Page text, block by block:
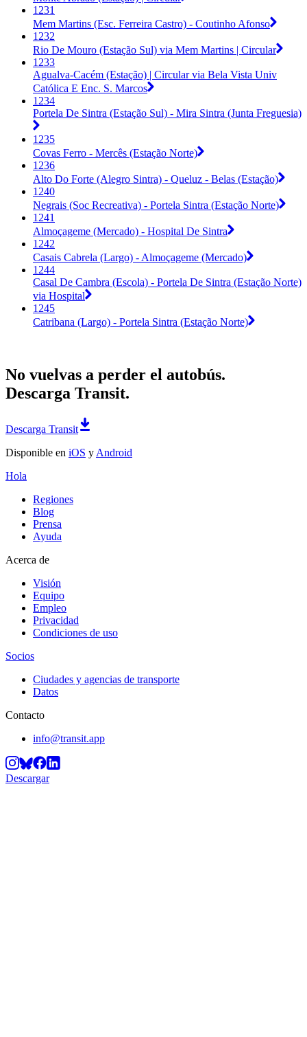
1231
Mem Martins (Esc. Ferreira Castro) - Coutinho Afonso
1232
Rio De Mouro (Estação Sul) via Mem Martins | Circular
1233
Agualva-Cacém (Estação) | Circular via Bela Vista Univ
Católica E Enc. S. Marcos
1234
Portela De Sintra (Estação Sul) - Mira Sintra (Junta Freguesia)
1235
Covas Ferro - Mercês (Estação Norte)
1236
Alto Do Forte (Alegro Sintra) - Queluz - Belas (Estação)
1240
Negrais (Soc Recreativa) - Portela Sintra (Estação Norte)
1241
Almoçageme (Mercado) - Hospital De Sintra
1242
Casais Cabrela (Largo) - Almoçageme (Mercado)
1244
Casal De Cambra (Escola) - Portela De Sintra (Estação Norte)
via Hospital
1245
Catribana (Largo) - Portela Sintra (Estação Norte)
No vuelvas a perder el autobús.
Descarga Transit.
Descarga Transit
Disponible en iOS y Android
Hola
Regiones
Blog
Prensa
Ayuda
Acerca de
Visión
Equipo
Empleo
Privacidad
Condiciones de uso
Socios
Ciudades y agencias de transporte
Datos
Contacto
info@transit.app
Descargar